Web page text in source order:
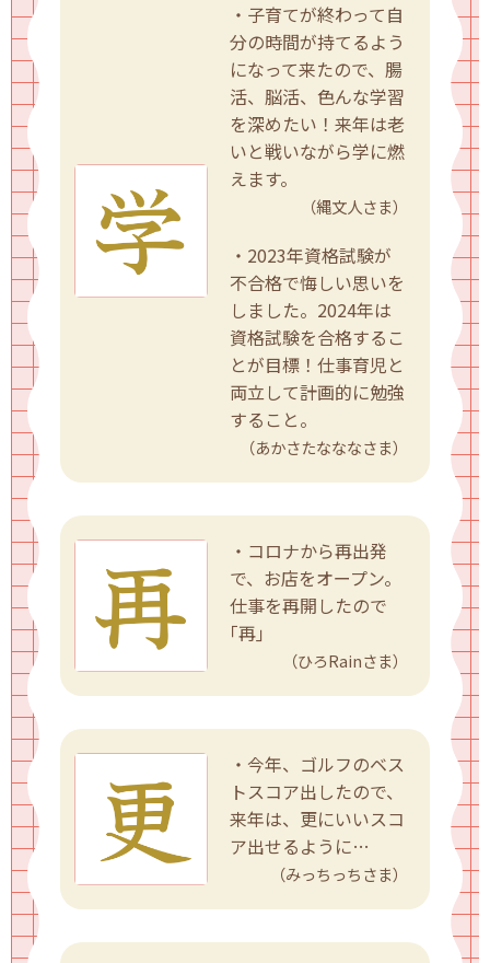
・子育てが終わって自
分の時間が持てるよう
になって来たので、腸
活、脳活、色んな学習
を深めたい！来年は老
いと戦いながら学に燃
えます。
（縄文人さま）
・2023年資格試験が
不合格で悔しい思いを
しました。2024年は
資格試験を合格するこ
とが目標！仕事育児と
両立して計画的に勉強
すること。
（あかさたなななさま）
・コロナから再出発
で、お店をオープン。
仕事を再開したので
｢再｣
（ひろRainさま）
・今年、ゴルフのベス
トスコア出したので、
来年は、更にいいスコ
ア出せるように…
（みっちっちさま）